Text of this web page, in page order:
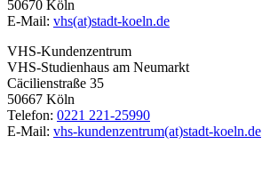
50670 Köln
E-Mail: vhs(at)stadt-koeln.de
VHS-Kundenzentrum
VHS-Studienhaus am Neumarkt
Cäcilienstraße 35
50667 Köln
Telefon: 0221 221-25990
E-Mail: vhs-kundenzentrum(at)stadt-koeln.de